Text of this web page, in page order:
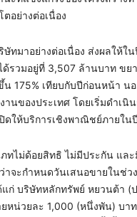
อย่างต่อเนื่อง
ทมาอย่างต่อเนื่อง ส่งผลให้ใ
รวมอยู่ที่ 3,507 ล้านบาท ขย
175% เทียบกับปีก่อนหน้า น
นของประเทศ โดยเริ่มดำเนิ
ดให้บริการเชิงพาณิชย์ภายใน
ทไม่ด้อยสิทธิ ไม่มีประกัน แ
จะกำหนดวันเสนอขายในช่ว
บริษัทหลักทรัพย์ หยวนต้า (
หน่วยละ 1,000 (หนึ่งพัน) บ